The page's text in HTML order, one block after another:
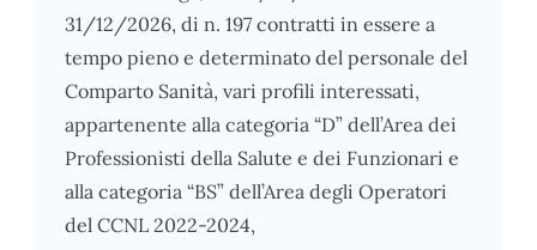
31/12/2026, di n. 197 contratti in essere a
tempo pieno e determinato del personale del
Comparto Sanità, vari profili interessati,
appartenente alla categoria “D” dell’Area dei
Professionisti della Salute e dei Funzionari e
alla categoria “BS” dell’Area degli Operatori
del CCNL 2022-2024,